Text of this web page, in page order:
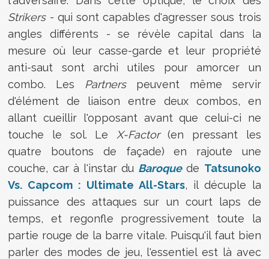
Strikers- qui sont capables d'agresser sous trois
angles différents - se révèle capital dans la
mesure où leur casse-garde et leur propriété
anti-saut sont archi utiles pour amorcer un
combo. Les Partnerspeuvent même servir
d'élément de liaison entre deux combos, en
allant cueillir l'opposant avant que celui-ci ne
touche le sol. Le X-Factor(en pressant les
quatre boutons de façade) en rajoute une
couche, car à l'instar du Baroquede Tatsunoko
Vs. Capcom : Ultimate All-Stars, il décuple la
puissance des attaques sur un court laps de
temps, et regonfle progressivement toute la
partie rouge de la barre vitale. Puisqu'il faut bien
parler des modes de jeu, l'essentiel est là avec